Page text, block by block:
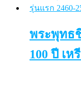
พระพุทธ
100 ปี เห